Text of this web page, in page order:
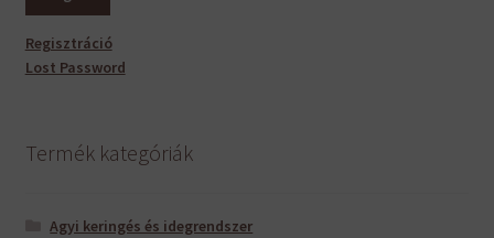
Regisztráció
Lost Password
Termék kategóriák
Agyi keringés és idegrendszer